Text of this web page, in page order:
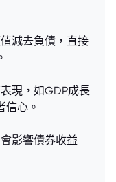
減去負債，直接
現，如GDP成長
信心。
影響債券收益